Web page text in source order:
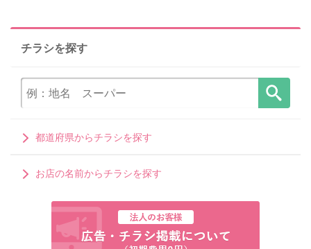
チラシを探す
都道府県からチラシを探す
お店の名前からチラシを探す